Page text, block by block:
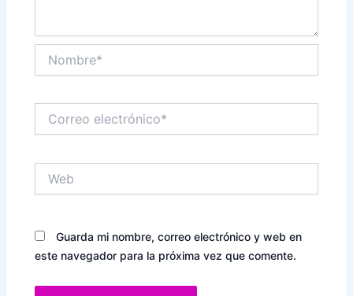
electrónico*
Guarda mi nombre, correo electrónico y web en
este navegador para la próxima vez que comente.